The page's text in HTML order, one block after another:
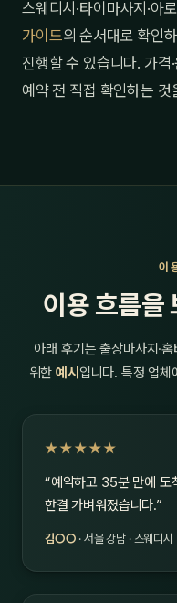
스웨디시·타이마사지·아
가이드의 순서대로 확인
진행할 수 있습니다. 가격
예약 전 직접 확인하는 것
이
이용 흐름을
아래 후기는 출장마사지·
위한예시 입니다. 특정 업체
★★★★★
“예약하고 35분 만에 도
한결 가벼워졌습니다.”
김○○ · 서울 강남 · 스웨디시